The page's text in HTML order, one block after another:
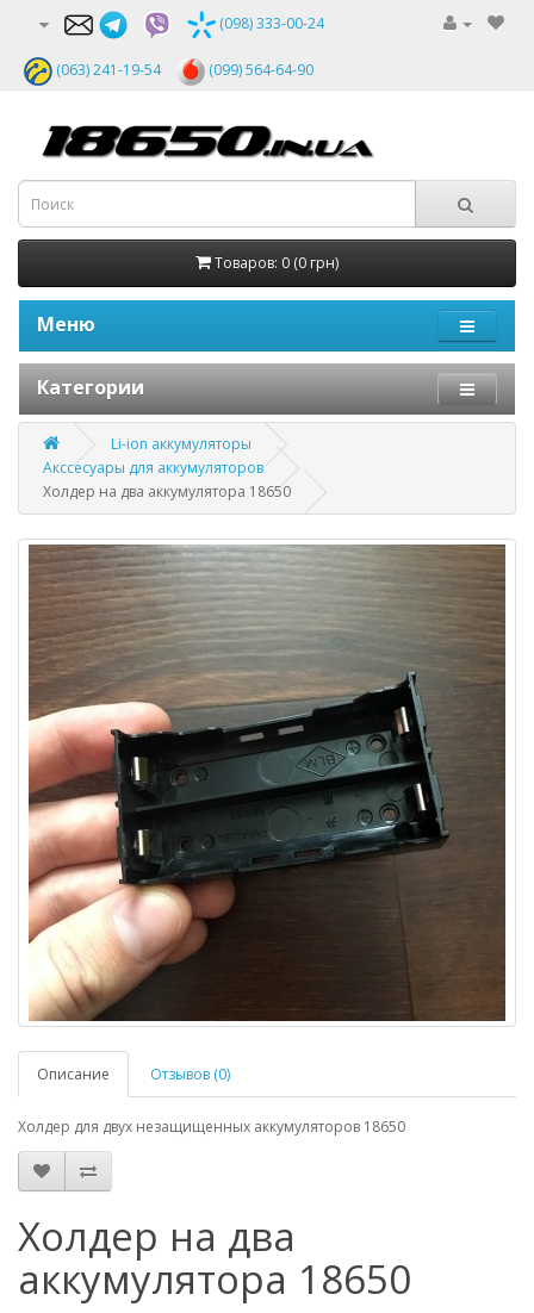
(098) 333-00-24
(063) 241-19-54 (099) 564-64-90
Товаров: 0 (0 грн)
Меню
Категории
Li-ion аккумуляторы
Акссесуары для аккумуляторов
Холдер на два аккумулятора 18650
Описание Отзывов (0)
Холдер для двух незащищенных аккумуляторов 18650
Холдер на два
аккумулятора 18650